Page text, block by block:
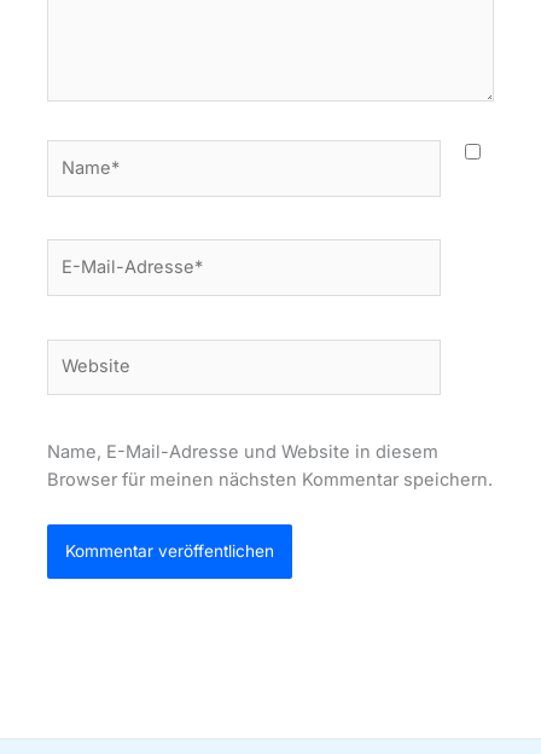
Mail-
Name, E-Mail-Adresse und Website in diesem
Browser für meinen nächsten Kommentar speichern.